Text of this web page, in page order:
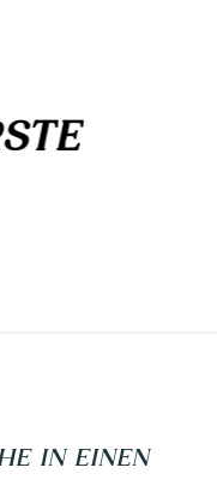
IN EINEN